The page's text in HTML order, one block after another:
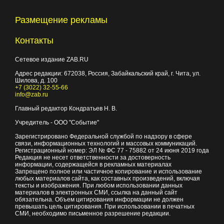
Размещение рекламы
Контакты
Сетевое издание ZAB.RU
Адрес редакции: 672038, Россия, Забайкальский край, г. Чита, ул.
Шилова, д. 100
+7 (3022) 32-55-66
info@zab.ru
Главный редактор Кондратьев Н. В.
Учредитель - ООО "Событие"
Зарегистрировано Федеральной службой по надзору в сфере
связи, информационных технологий и массовых коммуникаций.
Регистрационный номер: ЭЛ № ФС 77 - 75882 от 24 июня 2019 года
Редакция не несет ответственности за достоверность
информации, содержащейся в рекламных материалах
Запрещено полное или частичное копирование и использование
любых материалов сайта, как составных произведений, включая
тексты и изображения. При любом использовании данных
материалов в электронных СМИ, ссылка на данный сайт
обязательна. Объем цитирования информации не должен
превышать цель цитирования. При использовании в печатных
СМИ, необходимо письменное разрешение редакции.